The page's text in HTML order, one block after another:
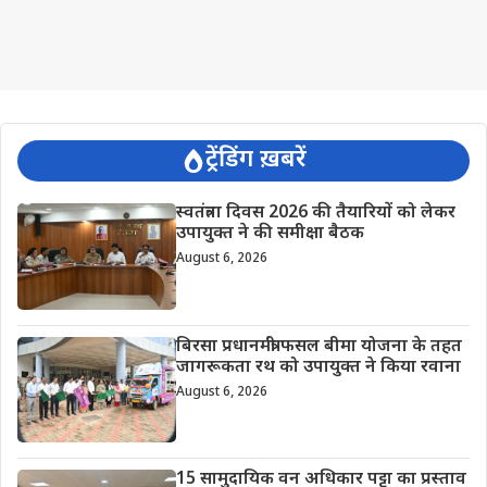
ट्रेंडिंग ख़बरें
स्वतंत्रता दिवस 2026 की तैयारियों को लेकर
उपायुक्त ने की समीक्षा बैठक
August 6, 2026
बिरसा प्रधानमंत्री फसल बीमा योजना के तहत
जागरूकता रथ को उपायुक्त ने किया रवाना
August 6, 2026
15 सामुदायिक वन अधिकार पट्टा का प्रस्ताव